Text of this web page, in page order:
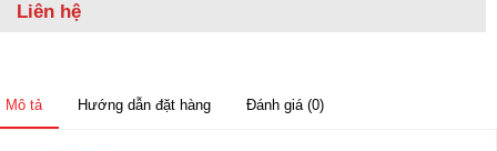
Liên hệ
Mô tả Hướng dẫn đặt hàng Đánh giá (0)